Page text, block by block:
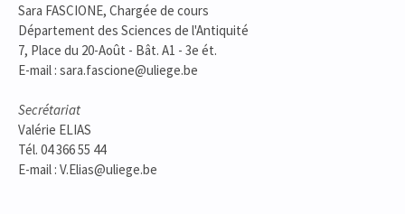
Sara FASCIONE, Chargée de cours
Département des Sciences de l'Antiquité
7, Place du 20-Août - Bât. A1 - 3e ét.
E-mail : sara.fascione@uliege.be
Secrétariat
Valérie ELIAS
Tél. 04 366 55 44
E-mail : V.Elias@uliege.be